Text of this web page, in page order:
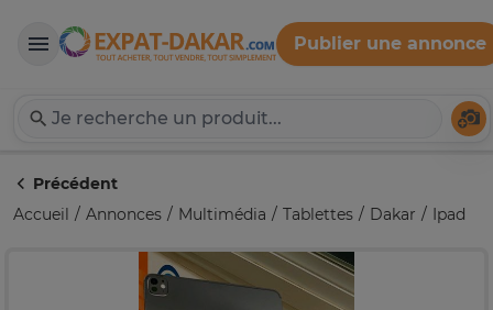
Expat-Dakar
Publier une annonce
Précédent
Accueil
Annonces Multimédia Tablettes Dakar Ipad